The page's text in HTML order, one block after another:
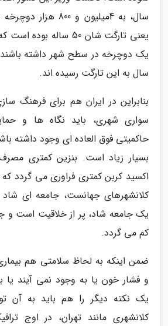
سال، به 4میلیون و 800
یعنی تارگت شان 50 ساله
سال به این تارگت رسیده اند.
بنابراین در ایران هم برای فرهنگ
سواری شهری، باید نگاه ها و
حاکمیتی فوق العاده ای وجود داشته
بسیار زیاد است. بنزین کمتری
اکسید کربن کمتری فراوری می گردد که
کلانشهرهای جهانست، جامعه ای
یک جامعه شاد، پر از خلاقیت است و
کم می گردد.
ضمن اینکه به لحاظ سلامتی هم
و فشار خون یا به وجود نمی آیند یا
یک نکته دیگر را هم باید به آن
کلانشهری مانند تهران، در اوج